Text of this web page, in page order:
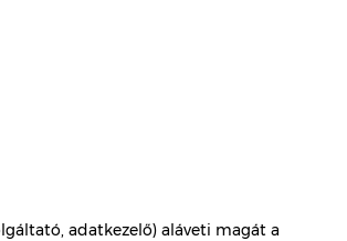
adatkezelő) aláveti magát a